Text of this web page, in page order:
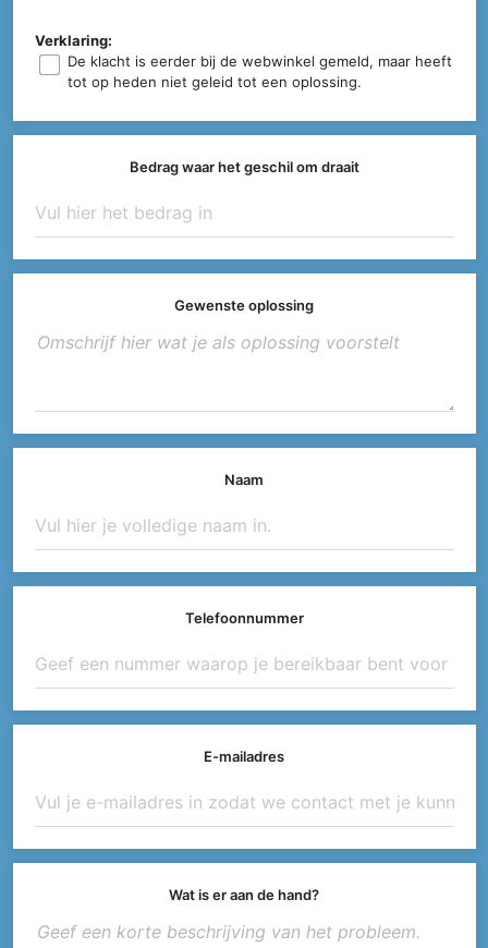
Verklaring:
De klacht is eerder bij de webwinkel gemeld, maar heeft
tot op heden niet geleid tot een oplossing.
Bedrag waar het geschil om draait
Gewenste oplossing
Naam
Telefoonnummer
E-mailadres
Wat is er aan de hand?